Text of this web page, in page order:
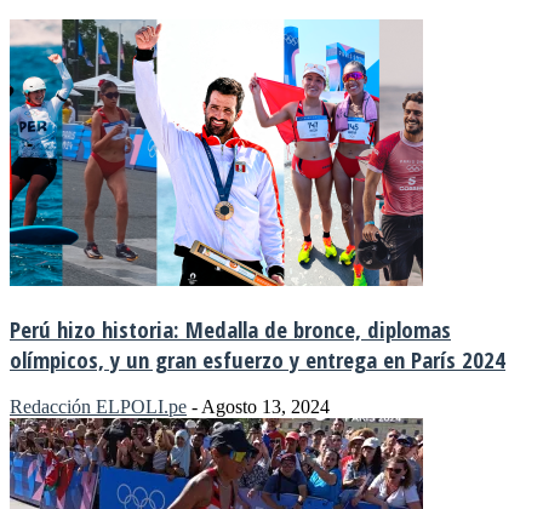
Perú hizo historia: Medalla de bronce, diplomas
olímpicos, y un gran esfuerzo y entrega en París 2024
Redacción ELPOLI.pe - Agosto 13, 2024